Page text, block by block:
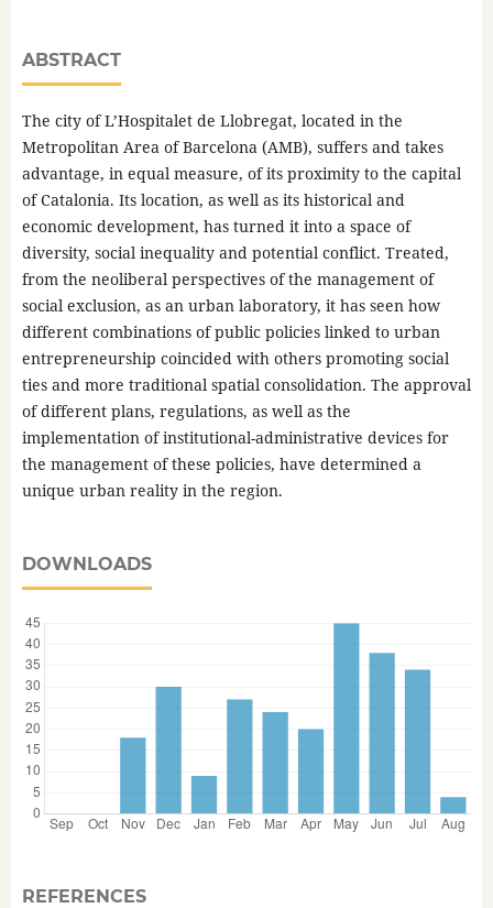
ABSTRACT
The city of L’Hospitalet de Llobregat, located in the
Metropolitan Area of Barcelona (AMB), suffers and takes
advantage, in equal measure, of its proximity to the capital
of Catalonia. Its location, as well as its historical and
economic development, has turned it into a space of
diversity, social inequality and potential conflict. Treated,
from the neoliberal perspectives of the management of
social exclusion, as an urban laboratory, it has seen how
different combinations of public policies linked to urban
entrepreneurship coincided with others promoting social
ties and more traditional spatial consolidation. The approval
of different plans, regulations, as well as the
implementation of institutional-administrative devices for
the management of these policies, have determined a
unique urban reality in the region.
DOWNLOADS
REFERENCES